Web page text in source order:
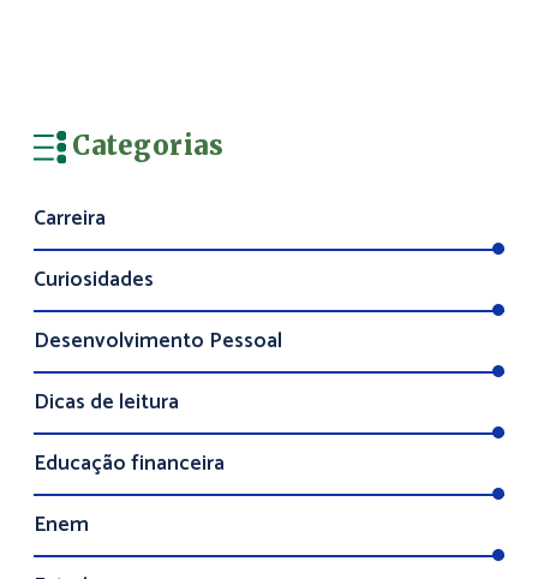
Categorias
Carreira
Curiosidades
Desenvolvimento Pessoal
Dicas de leitura
Educação financeira
Enem